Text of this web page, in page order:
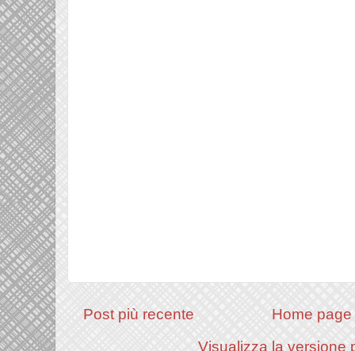
Post più recente
Home page
Visualizza la versione